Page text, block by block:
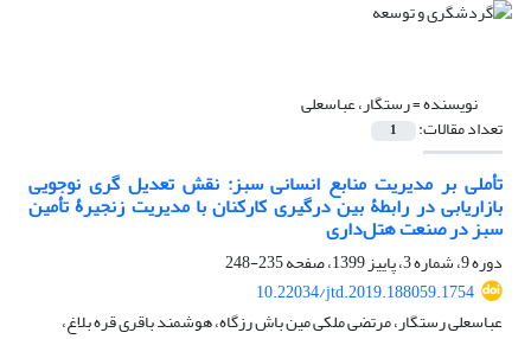
نویسنده =رستگار، عباسعلی
تعداد مقالات: 1
تأملی بر مدیریت منابع انسانی سبز: نقش تعدیل گری نوجویی
بازاریابی در رابطۀ بین درگیری کارکنان با مدیریت زنجیرۀ تأمین
سبز در صنعت هتل‌داری
دوره 9، شماره 3، پاییز 1399، صفحه
235-248
10.22034/jtd.2019.188059.1754
عباسعلی رستگار، مرتضی ملکی مین باش رزگاه، هوشمند باقری قره بلاغ،